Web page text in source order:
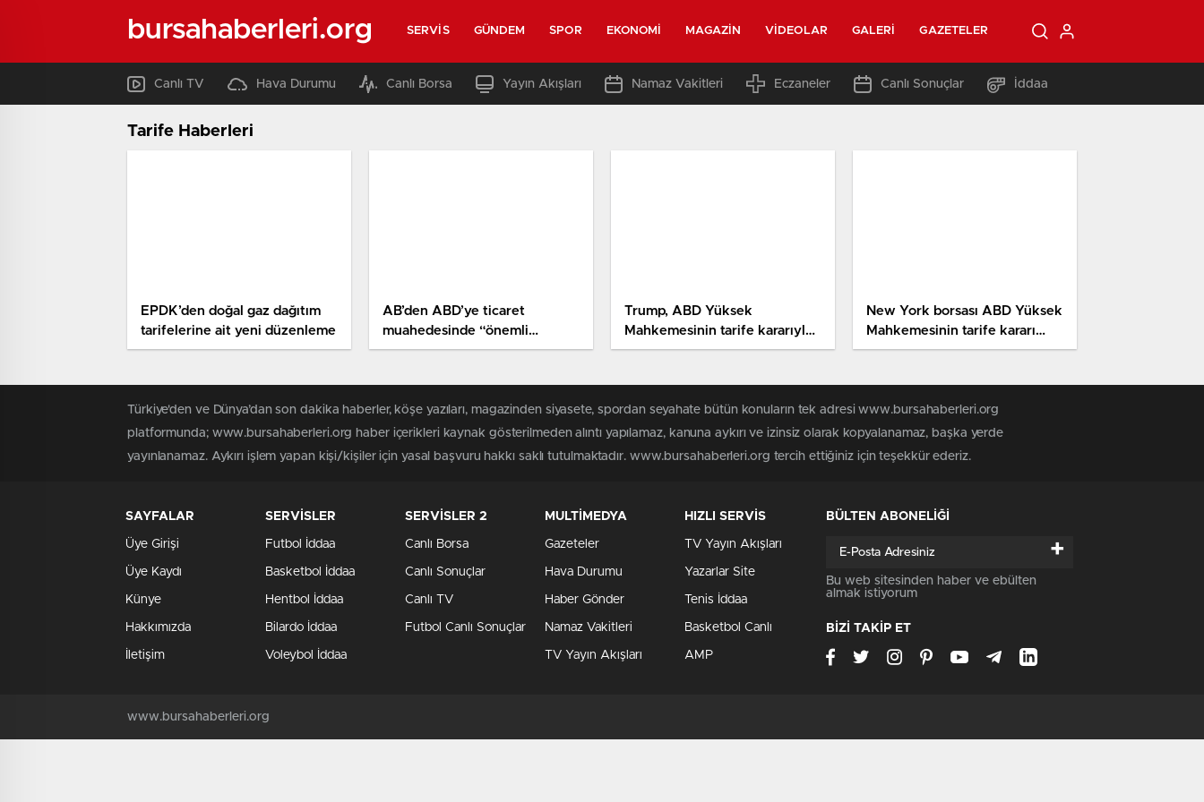
bursahaberleri.org SERVIS GÜNDEM SPOR EKONOMI MAGAZIN VIDEOLAR GALERI GAZETELER
Canlı TV Hava Durumu Canlı Borsa Yayın Akışları Namaz Vakitleri Eczaneler Canlı Sonuçlar İddaa
Tarife Haberleri
EPDK’den doğal gaz dağıtım
tarifelerine ait yeni düzenleme
AB’den ABD’ye ticaret
muahedesinde “önemli
ilerleme” bildirisi
Trump, ABD Yüksek
Mahkemesinin tarife kararıyla
yüz milyarlarca doların iade
New York borsası ABD Yüksek
Mahkemesinin tarife kararı
sonrası yükselişle kapandı
Türkiye'den ve Dünya’dan son dakika haberler, köşe yazıları, magazinden siyasete, spordan seyahate bütün konuların tek adresi www.bursahaberleri.org
platformunda; www.bursahaberleri.org haber içerikleri kaynak gösterilmeden alıntı yapılamaz, kanuna aykırı ve izinsiz olarak kopyalanamaz, başka yerde
yayınlanamaz. Aykırı işlem yapan kişi/kişiler için yasal başvuru hakkı saklı tutulmaktadır. www.bursahaberleri.org tercih ettiğiniz için teşekkür ederiz.
SAYFALAR
Üye Girişi
Üye Kaydı
Künye
Hakkımızda
İletişim
SERVİSLER
Futbol İddaa
Basketbol İddaa
Hentbol İddaa
Bilardo İddaa
Voleybol İddaa
SERVİSLER 2
Canlı Borsa
Canlı Sonuçlar
Canlı TV
Futbol Canlı Sonuçlar
MULTİMEDYA
Gazeteler
Hava Durumu
Haber Gönder
Namaz Vakitleri
TV Yayın Akışları
HIZLI SERVİS
TV Yayın Akışları
Yazarlar Site
Tenis İddaa
Basketbol Canlı
AMP
BÜLTEN ABONELİĞİ
+
Bu web sitesinden haber ve ebülten
almak istiyorum
BİZİ TAKİP ET
www.bursahaberleri.org